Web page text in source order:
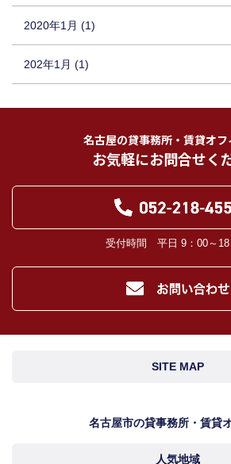
2020年1月 (1)
202年1月 (1)
名古屋の貸事務所・賃貸オ
お気軽にお問合せく
受付時間 平日 9：00～18
SITE MAP
名古屋市
地図検索
名古屋市の貸事務所・賃貸
人気地域